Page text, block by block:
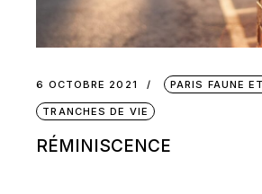
6 OCTOBRE 2021 PARIS FAUNE
TRANCHES DE VIE
RÉMINISCENCE